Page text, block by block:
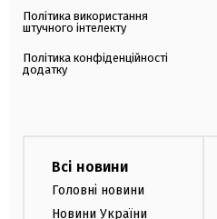
Політика використання
штучного інтелекту
Політика конфіденційності
додатку
Всі новини
Головні новини
Новини України